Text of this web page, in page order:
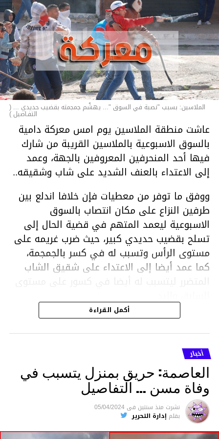
الملاسين: بسبب "نصبة في السوق "... يهشّم جمجمته بقضيب حديدي ... (
التفـاصيل )
عاشت منطقة الملاسين يوم امس معركة دامية
بالسوق الاسبوعية بالملاسين القريبة من شارك
فيها أحد المنحرفين المعروفين بالجهة، وعمد
إلى الاعتداء بالعنف الشديد على شاب وشقيقه..
ووفق ما توفر من معطيات فإن خلافا اندلع بين
طرفين النزاع على مكان انتصاب بالسوق
الاسبوعية ليعمد المتهم في قضية الحال إلى
تسلح بقضيب حديدي كبير، حيث ضرب غريمه على
مستوى الرأس وتسبب له في كسر بالجمجمة،
كما عمد أيضا إلى الاعتداء على شقيق الشاب
المتضرر ليتسبب له أيضا في كسور على مستوى
هذا وقد تمكن أعوان مركز الأمن الوطني بحي
هلال في توقيت قياسي من محاصرة المشتبه به
والقبض عليه وإحالته على التحقيق في خصوص
ما نُسبه إليه.
متابعة
قسم الاخبار
أكمل القراءة
أخبار
العاصمة: حريق بمنزل يتسبب في
وفاة مسن … التفاصيل
نشرت منذ سنتين فى 05/04/2024
بقلم إدارة التحرير